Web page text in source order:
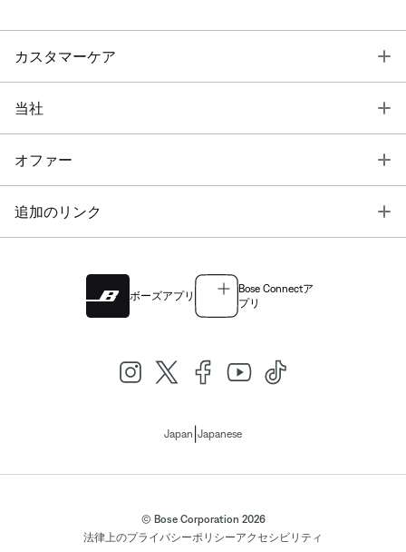
カスタマーケア
当社
オファー
追加のリンク
ボーズアプリ
Bose Connectア
プリ
Japan Japanese
© Bose Corporation 2026
法律上のプライバシーポリシーアクセシビリティ